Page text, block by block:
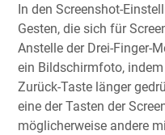
In den Screenshot-
Gesten, die sich für
Anstelle der Drei-Finger-
ein Bildschirmfoto,
Zurück-Taste länger
eine der Tasten der
möglicherweise andere